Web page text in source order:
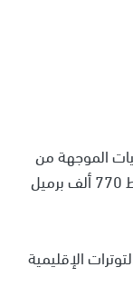
الموجهة من
الخليج إلى ميناء ينبع بلغت 4.658 مليون برميل يومياً الأسبوع الماضي، وهو ارتفاع كبير مقارنة بمتوسط 770 ألف برميل
الإقليمية